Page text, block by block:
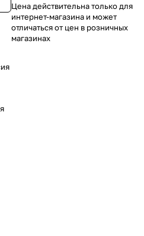
Цена действительна только для
интернет-магазина и может
отличаться от цен в розничных
магазинах